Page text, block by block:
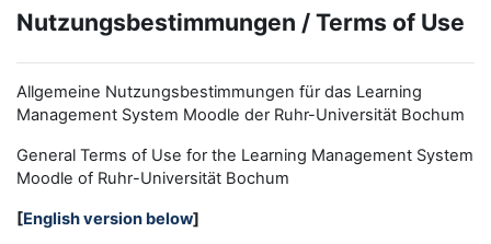
Nutzungsbestimmungen / Terms of Use
Allgemeine Nutzungsbestimmungen für das Learning
Management System Moodle der Ruhr-Universität Bochum
General Terms of Use for the Learning Management System
Moodle of Ruhr-Universität Bochum
[English version below]